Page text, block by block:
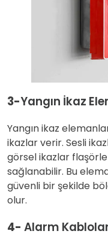
3-Yangın İkaz
Yangın ikaz
ikazlar verir. Sesli
görsel ikazlar
sağlanabilir. Bu
güvenli bir şekilde
olur.
4- Alarm